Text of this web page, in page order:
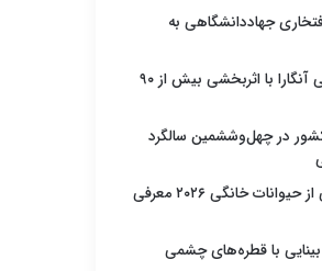
جهاددانشگاهی به
رونمایی از واکسن بومی آنگارا با اثربخشی بیش از ۹۰
کشور در چهل‌وششمین سالگرد
برندگان مسابقه عکاسی از حیوانات خانگی ۲۰۲۶ معرفی
بینایی با قطره‌های چشمی